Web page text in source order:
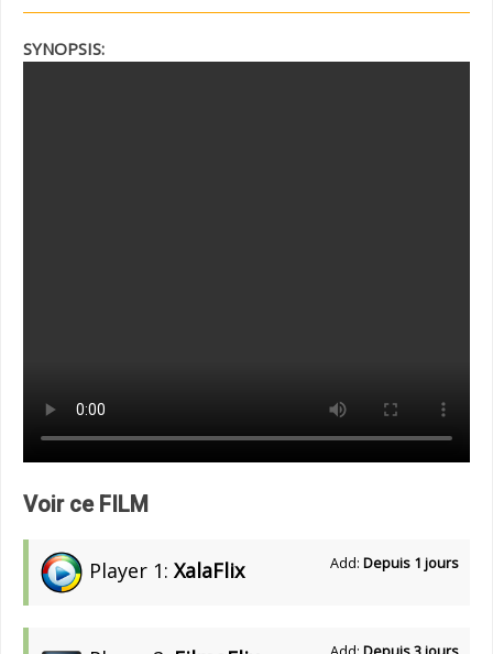
SYNOPSIS:
Voir ce FILM
Player 1: XalaFlix Add: Depuis 1 jours